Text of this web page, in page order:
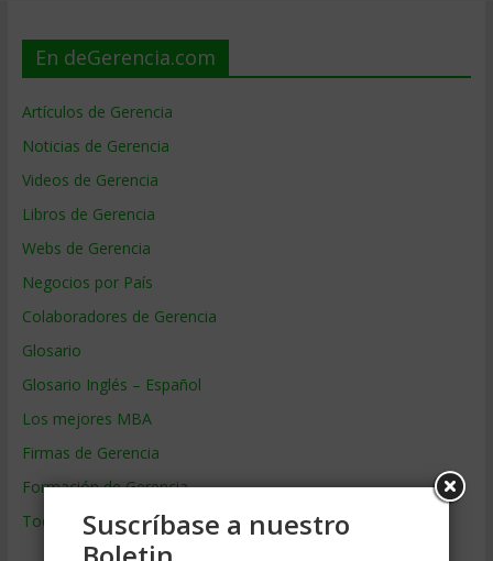
En deGerencia.com
Artículos de Gerencia
Noticias de Gerencia
Videos de Gerencia
Libros de Gerencia
Webs de Gerencia
Negocios por País
Colaboradores de Gerencia
Glosario
Glosario Inglés – Español
Los mejores MBA
Firmas de Gerencia
Formación de Gerencia
Todos los TemasSuscríbase a nuestro